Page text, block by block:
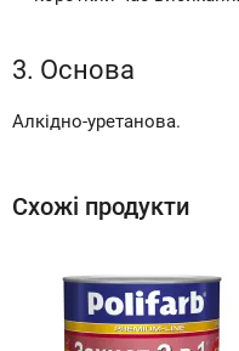
3. Основа
Алкідно-уретанова.
Схожі продукти